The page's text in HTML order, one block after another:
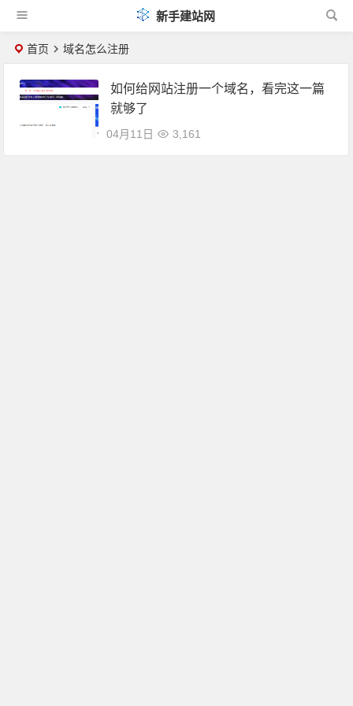
新手建站网
首页 域名怎么注册
如何给网站注册一个域名，看完这一篇
就够了
04月11日 3,161